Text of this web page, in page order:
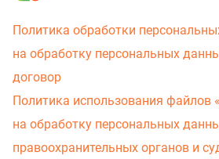
Политика обработки
на обработку персональных
договор
Политика использования файлов
на обработку персональных
правоохранительных органов и